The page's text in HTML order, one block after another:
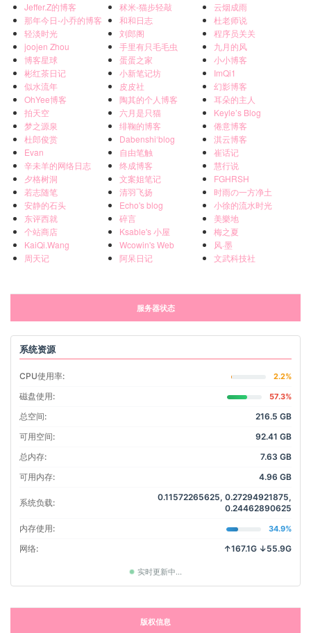
Jeffer.Z的博客
那年今日-小乔的博客
轻淡时光
joojen Zhou
博客星球
彬红茶日记
似水流年
OhYee博客
拍天空
梦之源泉
杜郎俊赏
Evan
辛未羊的网络日志
夕格树洞
若志随笔
安静的石头
东评西就
个站商店
KaiQi.Wang
周天记
秫米-猫步轻敲
和和日志
刘郎阁
手里有只毛毛虫
蛋蛋之家
小新笔记坊
皮皮社
陶其的个人博客
六月是只猫
绯鞠的博客
Dabenshi‘blog
自由笔触
终成博客
文案姐笔记
清羽飞扬
Echo's blog
碎言
Ksable's 小屋
Wcowin's Web
阿呆日记
云烟成雨
杜老师说
程序员关关
九月的风
小小博客
ImQi1
幻影博客
耳朵的主人
Keyle’s Blog
倦意博客
淇云博客
崔话记
慧行说
FGHRSH
时雨の一方净土
小徐的流水时光
美樂地
梅之夏
风·墨
文武科技社
服务器状态
系统资源
CPU使用率: 2.1%
磁盘使用: 57.3%
总空间:
216.5 GB
可用空间:
92.41 GB
总内存:
7.63 GB
可用内存:
4.96 GB
系统负载:
0.11572265625, 0.27294921875,
0.24462890625
内存使用:
34.9%
网络: ↑167.1G ↓55.9G
实时更新中...
版权信息